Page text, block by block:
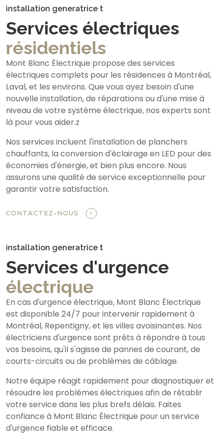
installation generatrice t
Services électriques
résidentiels
Mont Blanc Électrique propose des services
électriques complets pour les résidences à Montréal,
Laval, et les environs. Que vous ayez besoin d'une
nouvelle installation, de réparations ou d'une mise à
niveau de votre système électrique, nos experts sont
là pour vous aider.z
Nos services incluent l'installation de planchers
chauffants, la conversion d'éclairage en LED pour des
économies d'énergie, et bien plus encore. Nous
assurons une qualité de service exceptionnelle pour
garantir votre satisfaction.
CONTACTEZ-NOUS
installation generatrice t
Services d'urgence
électrique
En cas d'urgence électrique, Mont Blanc Électrique
est disponible 24/7 pour intervenir rapidement à
Montréal, Repentigny, et les villes avoisinantes. Nos
électriciens d'urgence sont prêts à répondre à tous
vos besoins, qu'il s'agisse de pannes de courant, de
courts-circuits ou de problèmes de câblage.
Notre équipe réagit rapidement pour diagnostiquer et
résoudre les problèmes électriques afin de rétablir
votre service dans les plus brefs délais. Faites
confiance à Mont Blanc Électrique pour un service
d'urgence fiable et efficace.